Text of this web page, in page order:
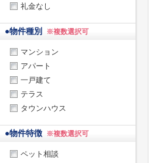
礼金なし
●物件種別 ※複数選択可
マンション
アパート
一戸建て
テラス
タウンハウス
●物件特徴 ※複数選択可
ペット相談